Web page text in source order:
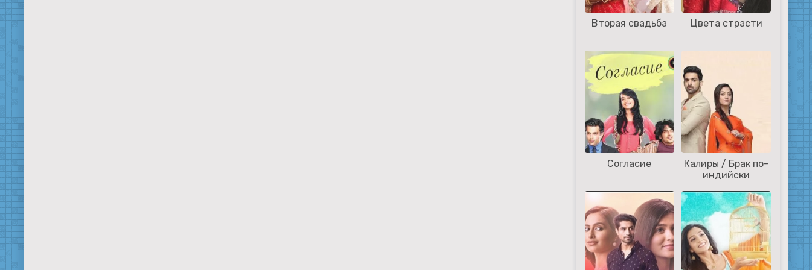
Вторая свадьба Цвета страсти
Согласие
Калиры / Брак по-
индийски